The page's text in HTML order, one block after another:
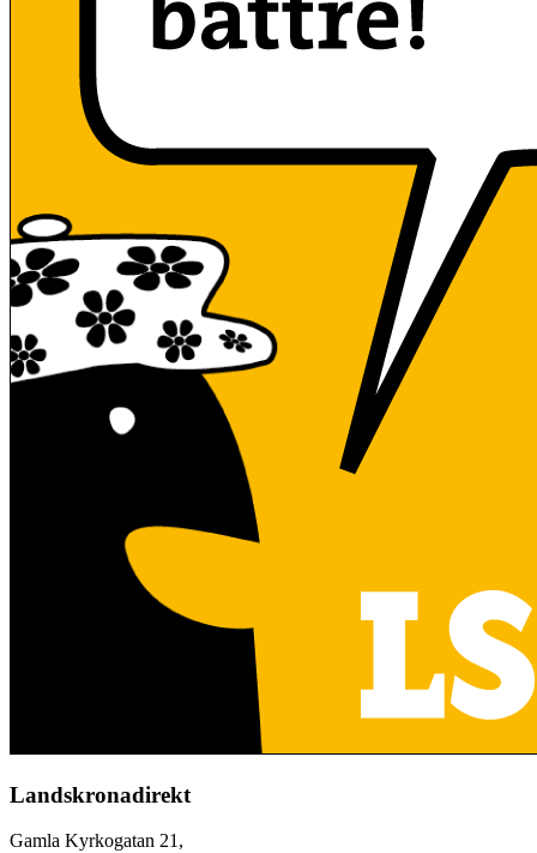
Landskronadirekt
Gamla Kyrkogatan 21,